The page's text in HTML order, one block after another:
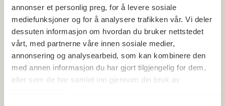
annonser et personlig preg, for å levere sosiale
mediefunksjoner og for å analysere trafikken vår. Vi deler
dessuten informasjon om hvordan du bruker nettstedet
vårt, med partnerne våre innen sosiale medier,
annonsering og analysearbeid, som kan kombinere den
med annen informasjon du har gjort tilgjengelig for dem,
eller som de har samlet inn gjennom din bruk av